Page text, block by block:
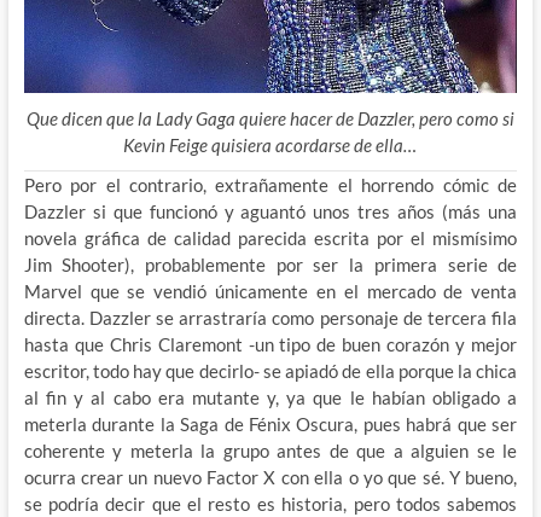
Que dicen que la Lady Gaga quiere hacer de Dazzler, pero como si
Kevin Feige quisiera acordarse de ella…
Pero por el contrario, extrañamente el horrendo cómic de
Dazzler si que funcionó y aguantó unos tres años (más una
novela gráfica de calidad parecida escrita por el mismísimo
Jim Shooter), probablemente por ser la primera serie de
Marvel que se vendió únicamente en el mercado de venta
directa. Dazzler se arrastraría como personaje de tercera fila
hasta que Chris Claremont -un tipo de buen corazón y mejor
escritor, todo hay que decirlo- se apiadó de ella porque la chica
al fin y al cabo era mutante y, ya que le habían obligado a
meterla durante la Saga de Fénix Oscura, pues habrá que ser
coherente y meterla la grupo antes de que a alguien se le
ocurra crear un nuevo Factor X con ella o yo que sé. Y bueno,
se podría decir que el resto es historia, pero todos sabemos